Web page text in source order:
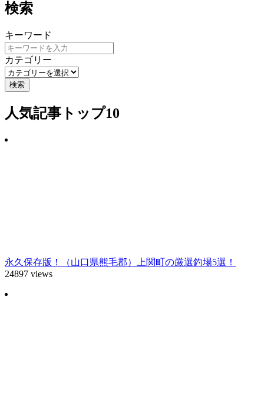
検索
キーワード
カテゴリー
検索
人気記事トップ10
永久保存版！（山口県熊毛郡）上関町の厳選釣場5選！
24897 views